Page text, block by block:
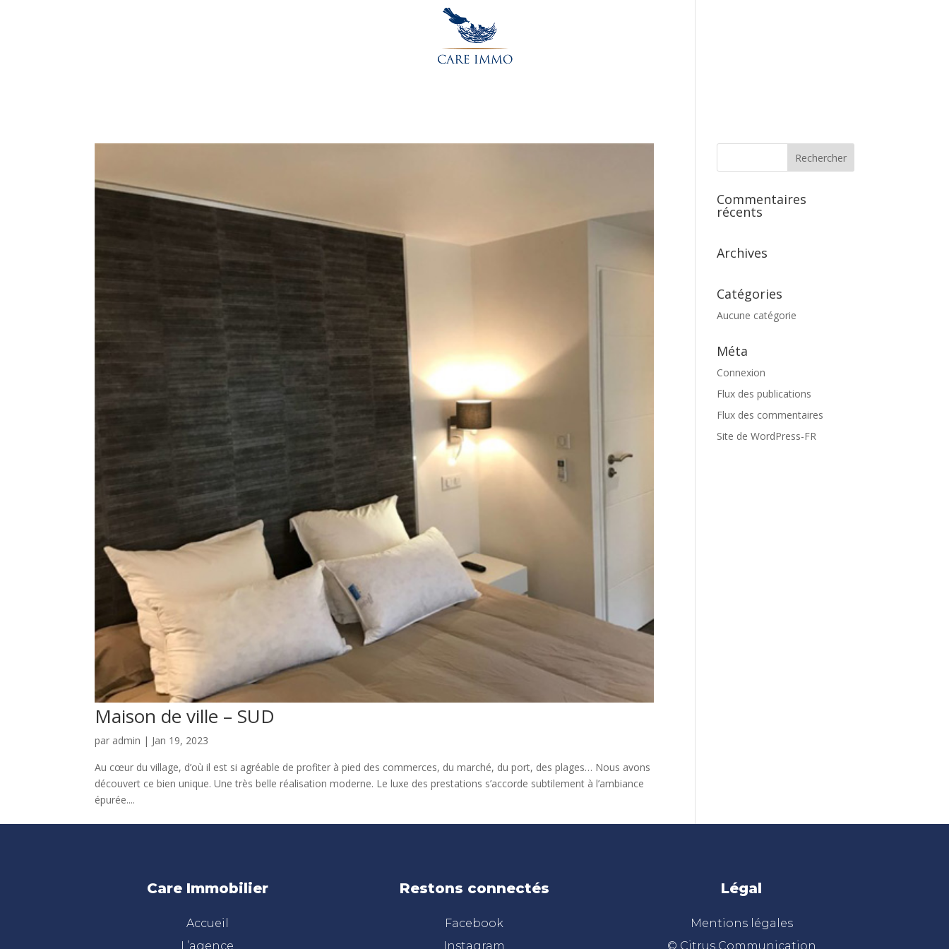
Maison de ville – SUD
par admin | Jan 19, 2023
Au cœur du village, d’où il est si agréable de profiter à pied des commerces, du marché, du port, des plages… Nous avons
découvert ce bien unique. Une très belle réalisation moderne. Le luxe des prestations s’accorde subtilement à l’ambiance
épurée....
Commentaires
récents
Archives
Catégories
Aucune catégorie
Méta
Connexion
Flux des publications
Flux des commentaires
Site de WordPress-FR
Care Immobilier
Accueil
L’agence
Restons connectés
Facebook
Instagram
Légal
Mentions légales
© Citrus Communication